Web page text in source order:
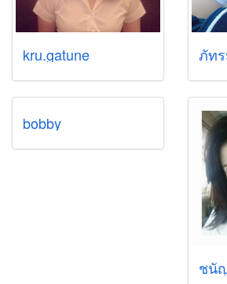
kru.gatune
bobby